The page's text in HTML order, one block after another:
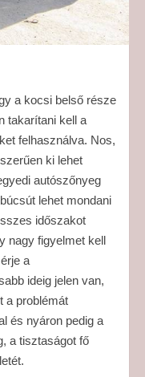
a kocsi belső része
takarítani kell a
felhasználva. Nos,
ki lehet
autószőnyeg
lehet mondani
időszakot
nagy figyelmet kell
a
ideig jelen van,
a problémát
és nyáron pedig a
a tisztaságot fő